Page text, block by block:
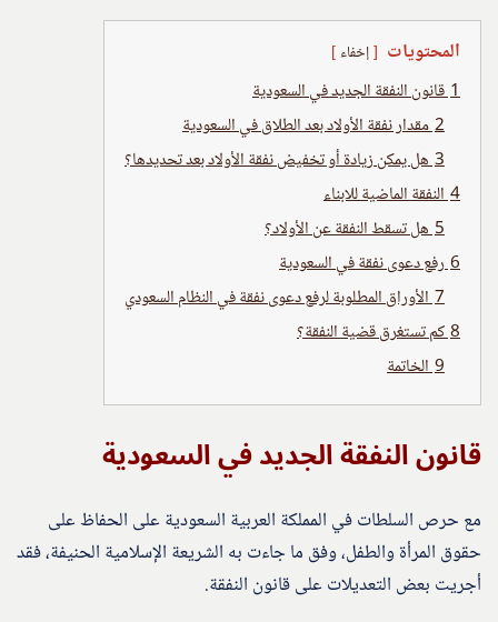
المحتويات إخفاء
1قانون النفقة الجديد في السعودية
2مقدار نفقة الأولاد بعد الطلاق في السعودية
3هل يمكن زيادة أو تخفيض نفقة الأولاد بعد تحديدها؟
4النفقة الماضية للابناء
5هل تسقط النفقة عن الأولاد؟
6 رفع دعوى نفقة في السعودية
7الأوراق المطلوبة لرفع دعوى نفقة في النظام السعودي
8كم تستغرق قضية النفقة؟
9الخاتمة
قانون النفقة الجديد في السعودية
مع حرص السلطات في المملكة العربية السعودية على الحفاظ على
حقوق المرأة والطفل، وفق ما جاءت به الشريعة الإسلامية الحنيفة، فقد
أجريت بعض التعديلات على قانون النفقة.